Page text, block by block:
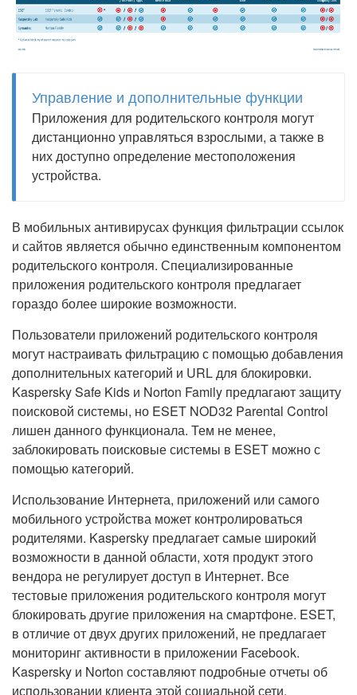
Управление и дополнительные функции
Приложения для родительского контроля могут
дистанционно управляться взрослыми, а также в
них доступно определение местоположения
устройства.
В мобильных антивирусах функция фильтрации ссылок
и сайтов является обычно единственным компонентом
родительского контроля. Специализированные
приложения родительского контроля предлагает
гораздо более широкие возможности.
Пользователи приложений родительского контроля
могут настраивать фильтрацию с помощью добавления
дополнительных категорий и URL для блокировки.
Kaspersky Safe Kids и Norton Family предлагают защиту
поисковой системы, но ESET NOD32 Parental Control
лишен данного функционала. Тем не менее,
заблокировать поисковые системы в ESET можно с
помощью категорий.
Использование Интернета, приложений или самого
мобильного устройства может контролироваться
родителями. Kaspersky предлагает самые широкий
возможности в данной области, хотя продукт этого
вендора не регулирует доступ в Интернет. Все
тестовые приложения родительского контроля могут
блокировать другие приложения на смартфоне. ESET,
в отличие от двух других приложений, не предлагает
мониторинг активности в приложении Facebook.
Kaspersky и Norton составляют подробные отчеты об
использовании клиента этой социальной сети.